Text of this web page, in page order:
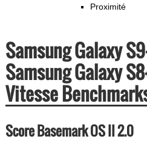
Proximité
Samsung Galaxy
Samsung Galaxy
Vitesse
Score Basemark OS II 2.0